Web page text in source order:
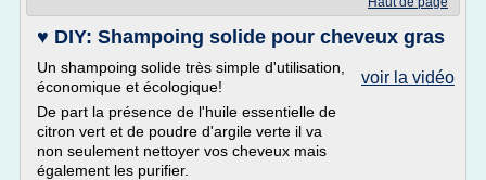
♥ DIY: Shampoing solide pour cheveux gras
voir la vidéo
Un shampoing solide très simple d'utilisation,
économique et écologique!
De part la présence de l'huile essentielle de
citron vert et de poudre d'argile verte il va
non seulement nettoyer vos cheveux mais
également les purifier.